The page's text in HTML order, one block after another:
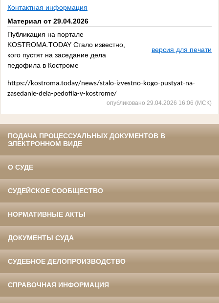
Контактная информация
Материал от 29.04.2026
Публикация на портале
KOSTROMA.TODAY Стало известно,
кого пустят на заседание дела
педофила в Костроме
версия для печати
https://kostroma.today/news/stalo-izvestno-kogo-pustyat-na-
zasedanie-dela-pedofila-v-kostrome/
опубликовано 29.04.2026 16:06 (МСК)
ПОДАЧА ПРОЦЕССУАЛЬНЫХ ДОКУМЕНТОВ В
ЭЛЕКТРОННОМ ВИДЕ
О СУДЕ
СУДЕЙСКОЕ СООБЩЕСТВО
НОРМАТИВНЫЕ АКТЫ
ДОКУМЕНТЫ СУДА
СУДЕБНОЕ ДЕЛОПРОИЗВОДСТВО
СПРАВОЧНАЯ ИНФОРМАЦИЯ